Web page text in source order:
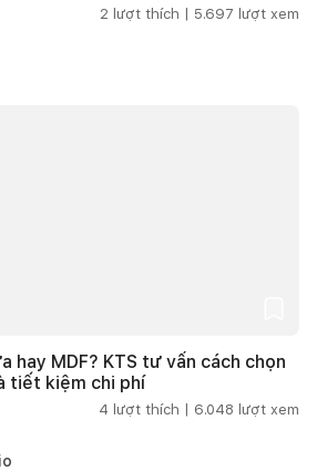
2 lượt thích | 5.697 lượt xem
hay MDF? KTS tư vấn cách chọn
tiết kiệm chi phí
4 lượt thích | 6.048 lượt xem